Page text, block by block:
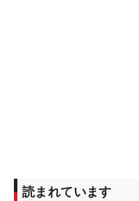
読まれています